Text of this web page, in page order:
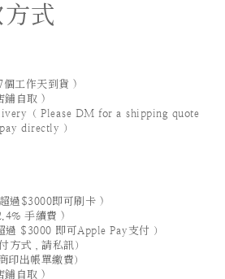
式
工作天到貨 )
鋪自取 )
（ Please DM for a shipping quote
directly ）
過$3000即可刷卡 )
手續費 )
$3000 即可Apple Pay支付 ）
方式，請私訊）
印出帳單繳費）
鋪自取 )